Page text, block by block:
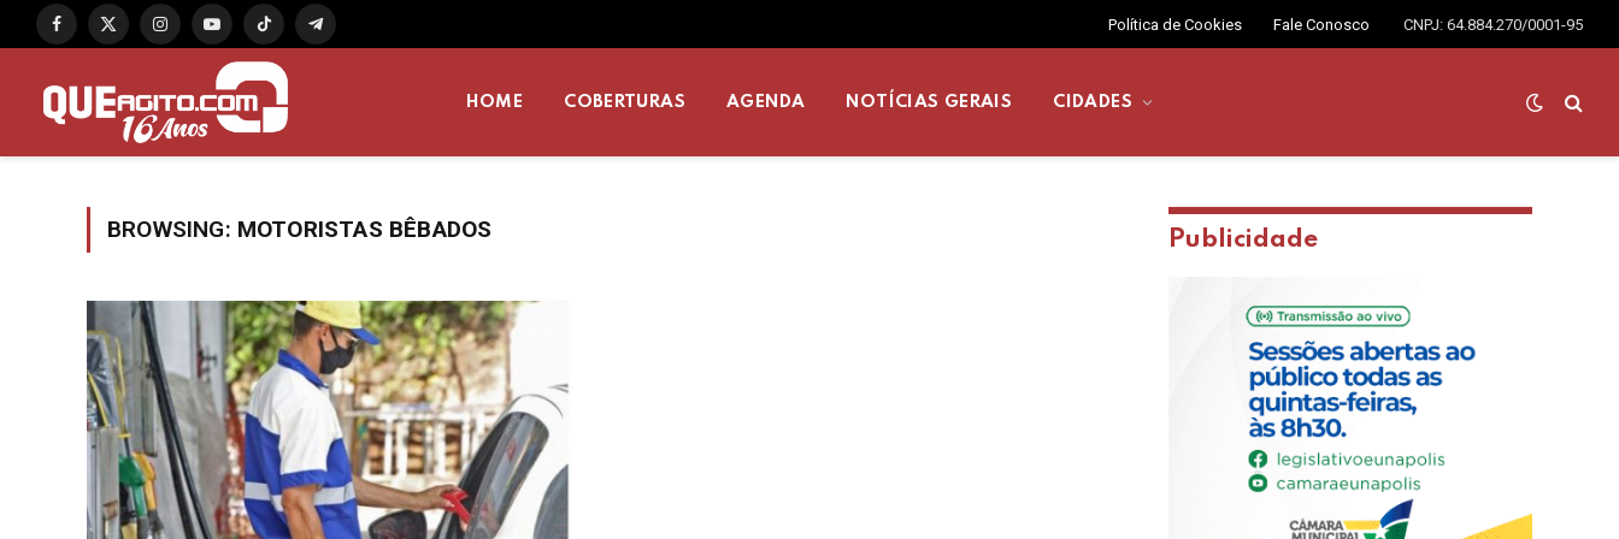
Facebook
X
InstagramYouTubeTikTok Telegram
Política de Cookies Fale Conosco CNPJ: 64.884.270/0001-95
HOME COBERTURAS AGENDA NOTÍCIAS GERAIS CIDADES
BROWSING: MOTORISTAS BÊBADOS Publicidade